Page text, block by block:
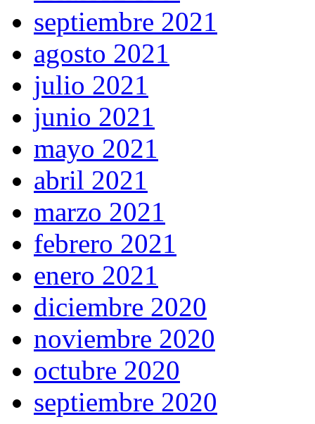
septiembre 2021
agosto 2021
julio 2021
junio 2021
mayo 2021
abril 2021
marzo 2021
febrero 2021
enero 2021
diciembre 2020
noviembre 2020
octubre 2020
septiembre 2020